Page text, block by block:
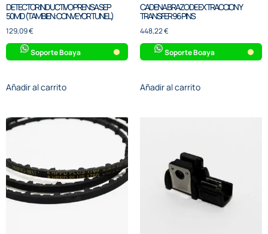
DETECTOR INDUCTIVO PRENSA SEP
50MD (TAMBIEN: CONVEYOR TUNEL)
129,09€
Soporte Boaya
Añadir al carrito
CADENA BRAZO DE EXTRACCION Y
TRANSFER 96 PINS
448,22€
Soporte Boaya
Añadir al carrito